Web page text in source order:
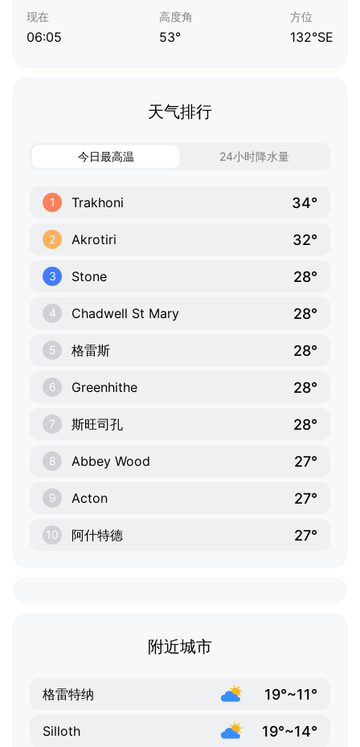
现在
06:05
高度角
53°
方位
132°SE
天气排行
今日最高温 24小时降水量
1 Trakhoni 34°
2 Akrotiri 32°
3 Stone 28°
4 Chadwell St Mary 28°
5 格雷斯 28°
6 Greenhithe 28°
7 斯旺司孔 28°
8 Abbey Wood 27°
9 Acton 27°
10 阿什特德 27°
附近城市
格雷特纳 19°~11°
Silloth 19°~14°